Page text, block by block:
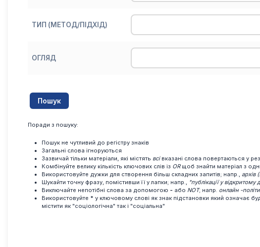
ТИП (МЕТОД/ПІДХІД)
ОГЛЯД
Поради з пошуку:
Пошук не чутливий до регістру знаків
Загальні слова ігноруються
Зазвичай тільки матеріали, які містять всівказані слова повертаються у
Комбінуйте велику кількість ключових слів із ORщоб знайти матеріал з
Використовуйте дужки для створення більш складних запитів; напр., архів
Шукайти точну фразу, помістивши її у лапки; напр.,
"публікації у відкритому
Виключайте непотібні слова за допомогою - або NOT; напр. онлайн -
Використовуйте * у ключовому слові як знак підстановки який означає
містити як "соціологічна" так і "соціальна"